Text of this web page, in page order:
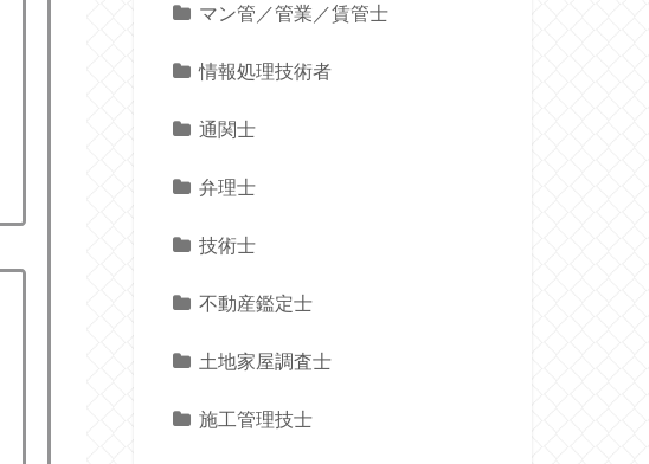
マン管／管業／賃管士
情報処理技術者
通関士
弁理士
技術士
不動産鑑定士
土地家屋調査士
施工管理技士